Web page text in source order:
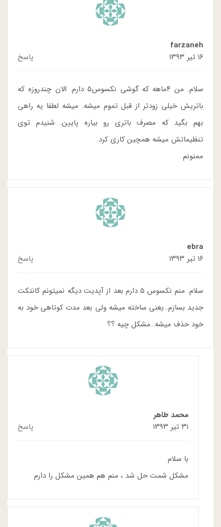
farzaneh
۱۶ تیر ۱۳۹۳
پاسخ
سلام. من ۴ماهه که گوشی نکسوس۵ دارم. الان چندروزه که
باتریش خیلی زودتر از قبل تموم میشه. میشه لطفا یه راهی
بهم بگید که مصرف باتری رو بیاره پایین. شنیدم توی
تنظیماتش میشه همچین کاری کرد.
ممنونم
ebra
۱۶ تیر ۱۳۹۳
پاسخ
سلام. منم نکسوس ۵ دارم بعد از آپدیت دیگه نمیتونم کانتکت
جدید بسازم…یعنی ساخته میشه ولی بعد مدت کوتاهی خود به
خود حذف میشه…مشکل چیه ؟؟
محمد طاهر
۳۱ تیر ۱۳۹۳
پاسخ
با سلام
مشکل شمت حل شد ، منم هم همین مشکل را دارم